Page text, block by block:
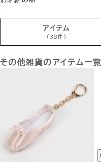
アイテム
(38件)
その他雑貨のアイテム一覧